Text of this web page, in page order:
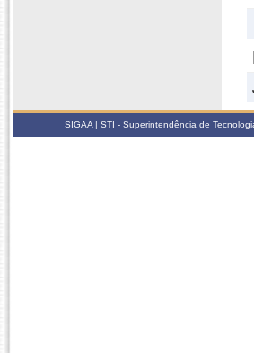
SIGAA | STI - Superintendência de